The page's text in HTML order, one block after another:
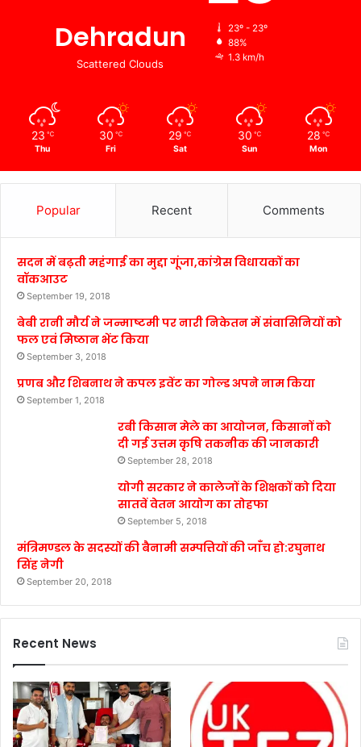
Dehradun
Scattered Clouds
23º - 23º
88%
1.3 km/h
23 ℃
Thu
30 ℃
Fri
29 ℃
Sat
30 ℃
Sun
28 ℃
Mon
Popular Recent Comments
सदन में बढ़ती महंगाई का मुद्दा गूंजा,कांग्रेस विधायकों का
वॉकआउट
September 19, 2018
बेबी रानी मौर्य ने जन्माष्टमी पर नारी निकेतन में संवासिनियों को
फल एवं मिष्ठान भेंट किया
September 3, 2018
प्रणब और शिबनाथ ने कपल इवेंट का गोल्ड अपने नाम किया
September 1, 2018
रबी किसान मेले का आयोजन, किसानों को
दी गई उत्तम कृषि तकनीक की जानकारी
September 28, 2018
योगी सरकार ने कालेजों के शिक्षकों को दिया
सातवें वेतन आयोग का तोहफा
September 5, 2018
मंत्रिमण्डल के सदस्यों की बैनामी सम्पत्तियों की जाँच हो:रघुनाथ
सिंह नेगी
September 20, 2018
Recent News